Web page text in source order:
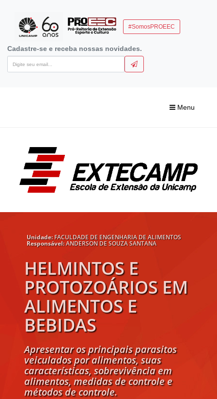
#SomosPROEEC
Cadastre-se e receba nossas novidades.
Menu
Unidade:FACULDADE DE ENGENHARIA DE ALIMENTOS
Responsável:ANDERSON DE SOUZA SANTANA
HELMINTOS E
PROTOZOÁRIOS EM
ALIMENTOS E
BEBIDAS
Apresentar os principais parasitos
veiculados por alimentos, suas
características, sobrevivência em
alimentos, medidas de controle e
métodos de controle.